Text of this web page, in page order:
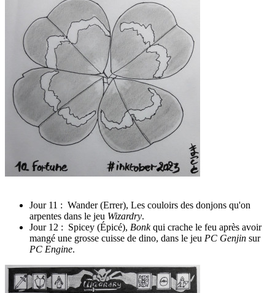
Jour 11 : Wander (Errer), Les couloirs des donjons qu'on
arpentes dans le jeu Wizardry.
Jour 12 : Spicey (Épicé), Bonkqui crache le feu après avoir
mangé une grosse cuisse de dino, dans le jeu PC Genjin sur
PC Engine.